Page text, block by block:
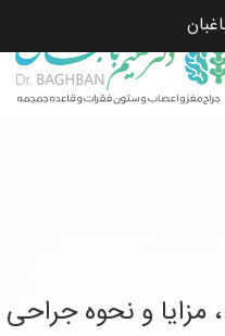
مزایا و نحوه جراحی